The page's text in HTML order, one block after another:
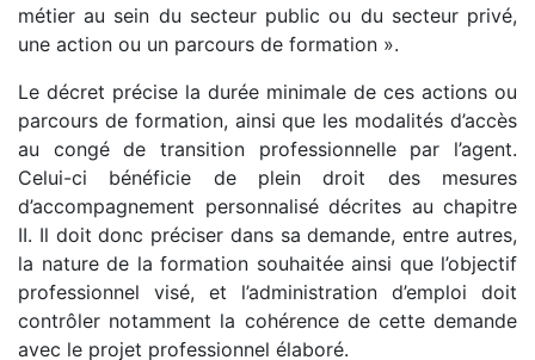
métier au sein du secteur public ou du secteur privé,
une action ou un parcours de formation ».
Le décret précise la durée minimale de ces actions ou
parcours de formation, ainsi que les modalités d’accès
au congé de transition professionnelle par l’agent.
Celui-ci bénéficie de plein droit des mesures
d’accompagnement personnalisé décrites au chapitre
II. Il doit donc préciser dans sa demande, entre autres,
la nature de la formation souhaitée ainsi que l’objectif
professionnel visé, et l’administration d’emploi doit
contrôler notamment la cohérence de cette demande
avec le projet professionnel élaboré.